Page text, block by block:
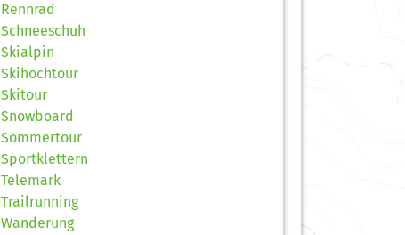
Rennrad
Schneeschuh
Skialpin
Skihochtour
Skitour
Snowboard
Sommertour
Sportklettern
Telemark
Trailrunning
Wanderung